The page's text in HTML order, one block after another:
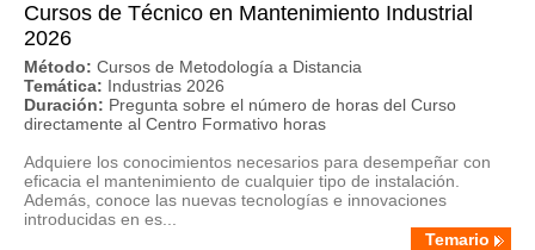
Cursos de Técnico en Mantenimiento Industrial
2026
Método: Cursos de Metodología a Distancia
Temática: Industrias 2026
Duración: Pregunta sobre el número de horas del Curso
directamente al Centro Formativo horas
Adquiere los conocimientos necesarios para desempeñar con
eficacia el mantenimiento de cualquier tipo de instalación.
Además, conoce las nuevas tecnologías e innovaciones
introducidas en es...
Temario